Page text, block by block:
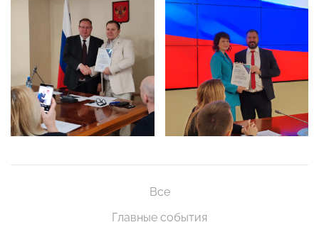
Все
Главные события